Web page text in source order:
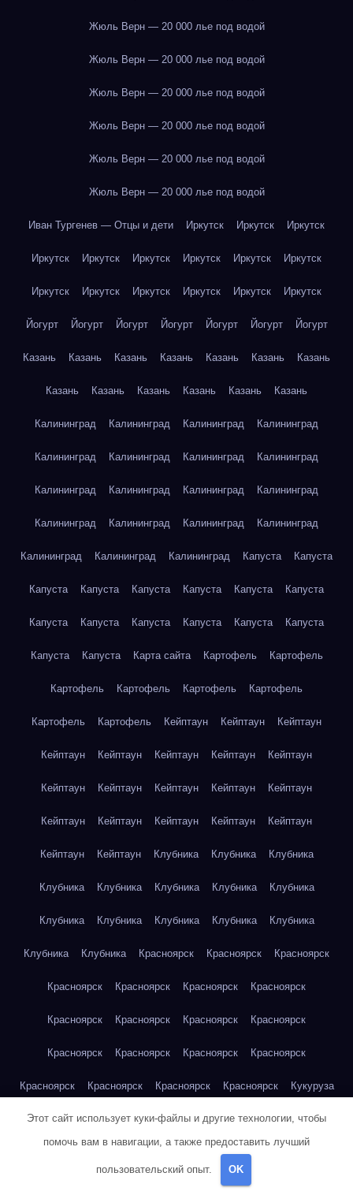
Жюль Верн — 20 000 лье под водой
Жюль Верн — 20 000 лье под водой
Жюль Верн — 20 000 лье под водой
Жюль Верн — 20 000 лье под водой
Жюль Верн — 20 000 лье под водой
Жюль Верн — 20 000 лье под водой
Иван Тургенев — Отцы и дети Иркутск Иркутск Иркутск
Иркутск Иркутск Иркутск Иркутск Иркутск Иркутск
Иркутск Иркутск Иркутск Иркутск Иркутск Иркутск
Йогурт Йогурт Йогурт Йогурт Йогурт Йогурт Йогурт
Казань Казань Казань Казань Казань Казань Казань
Казань Казань Казань Казань Казань Казань
Калининград Калининград Калининград Калининград
Калининград Калининград Калининград Калининград
Калининград Калининград Калининград Калининград
Калининград Калининград Калининград Калининград
Калининград Калининград Калининград Капуста Капуста
Капуста Капуста Капуста Капуста Капуста Капуста
Капуста Капуста Капуста Капуста Капуста Капуста
Капуста Капуста Карта сайта Картофель Картофель
Картофель Картофель Картофель Картофель
Картофель Картофель Кейптаун Кейптаун Кейптаун
Кейптаун Кейптаун Кейптаун Кейптаун Кейптаун
Кейптаун Кейптаун Кейптаун Кейптаун Кейптаун
Кейптаун Кейптаун Кейптаун Кейптаун Кейптаун
Кейптаун Кейптаун Клубника Клубника Клубника
Клубника Клубника Клубника Клубника Клубника
Клубника Клубника Клубника Клубника Клубника
Клубника Клубника Красноярск Красноярск Красноярск
Красноярск Красноярск Красноярск Красноярск
Красноярск Красноярск Красноярск Красноярск
Красноярск Красноярск Красноярск Красноярск
Красноярск Красноярск Красноярск Красноярск Кукуруза
Кукуруза Кукуруза Кукуруза Кукуруза Кукуруза
Кукуруза
Куриная грудка
Этот сайт использует куки-файлы и другие технологии, чтобы
помочь вам в навигации, а также предоставить лучший
пользовательский опыт. OK